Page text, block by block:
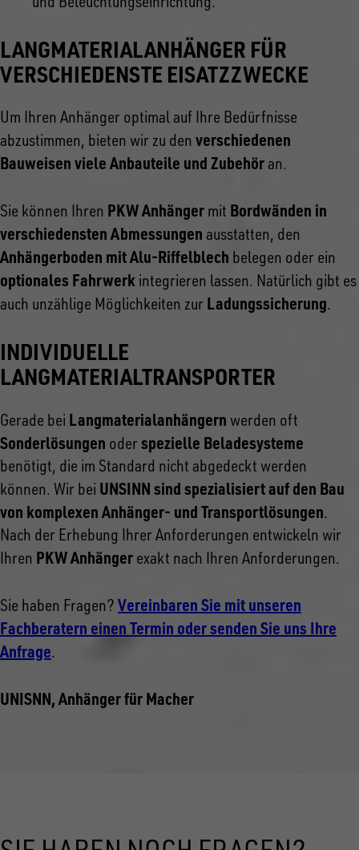
LANGMATERIALANHÄNGER FÜR
VERSCHIEDENSTE EISATZZWECKE
Um Ihren Anhänger optimal auf Ihre Bedürfnisse
abzustimmen, bieten wir zu den verschiedenen
Bauweisen viele Anbauteile und Zubehör an.
Sie können Ihren PKW Anhänger mit Bordwänden in
verschiedensten Abmessungen ausstatten, den
Anhängerboden mit Alu-Riffelblech belegen oder ein
optionales Fahrwerk integrieren lassen. Natürlich gibt es
auch unzählige Möglichkeiten zur Ladungssicherung.
INDIVIDUELLE
LANGMATERIALTRANSPORTER
Gerade bei Langmaterialanhängern werden oft
Sonderlösungen oder spezielle Beladesysteme
benötigt, die im Standard nicht abgedeckt werden
können. Wir bei UNSINN sind spezialisiert auf den Bau
von komplexen Anhänger- und Transportlösungen.
Nach der Erhebung Ihrer Anforderungen entwickeln wir
Ihren PKW Anhänger exakt nach Ihren Anforderungen.
Sie haben Fragen? Vereinbaren Sie mit unseren
Fachberatern einen Termin oder senden Sie uns Ihre
Anfrage.
UNISNN, Anhänger für Macher